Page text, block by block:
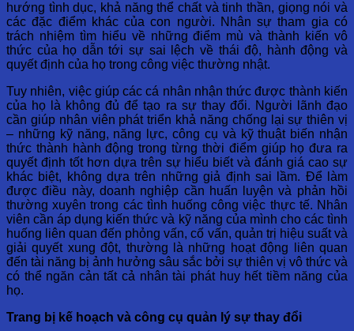
hướng tình dục, khả năng thể chất và tinh thần, giọng nói và
các đặc điểm khác của con người. Nhân sự tham gia có
trách nhiệm tìm hiểu về những điểm mù và thành kiến vô
thức của họ dẫn tới sự sai lệch về thái độ, hành động và
quyết định của họ trong công việc thường nhật.
Tuy nhiên, việc giúp các cá nhân nhận thức được thành kiến
​​của họ là không đủ để tạo ra sự thay đổi. Người lãnh đạo
cần giúp nhân viên phát triển khả năng chống lại sự thiên vị
– những kỹ năng, năng lực, công cụ và kỹ thuật biến nhận
thức thành hành động trong từng thời điểm giúp họ đưa ra
quyết định tốt hơn dựa trên sự hiểu biết và đánh giá cao sự
khác biệt, không dựa trên những giả định sai lầm. Để làm
được điều này, doanh nghiệp cần huấn luyện và phản hồi
thường xuyên trong các tình huống công việc thực tế. Nhân
viên cần áp dụng kiến ​​thức và kỹ năng của mình cho các tình
huống liên quan đến phỏng vấn, cố vấn, quản trị hiệu suất và
giải quyết xung đột, thường là những hoạt động liên quan
đến tài năng bị ảnh hưởng sâu sắc bởi sự thiên vị vô thức và
có thể ngăn cản tất cả nhân tài phát huy hết tiềm năng của
họ.
Trang bị kế hoạch và công cụ quản lý sự thay đổi